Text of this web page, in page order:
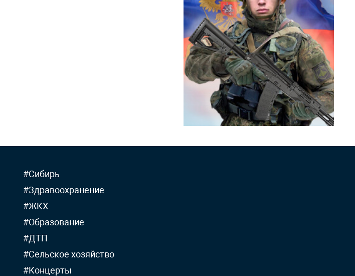
#Сибирь
#Здравоохранение
#ЖКХ
#Образование
#ДТП
#Сельское хозяйство
#Концерты